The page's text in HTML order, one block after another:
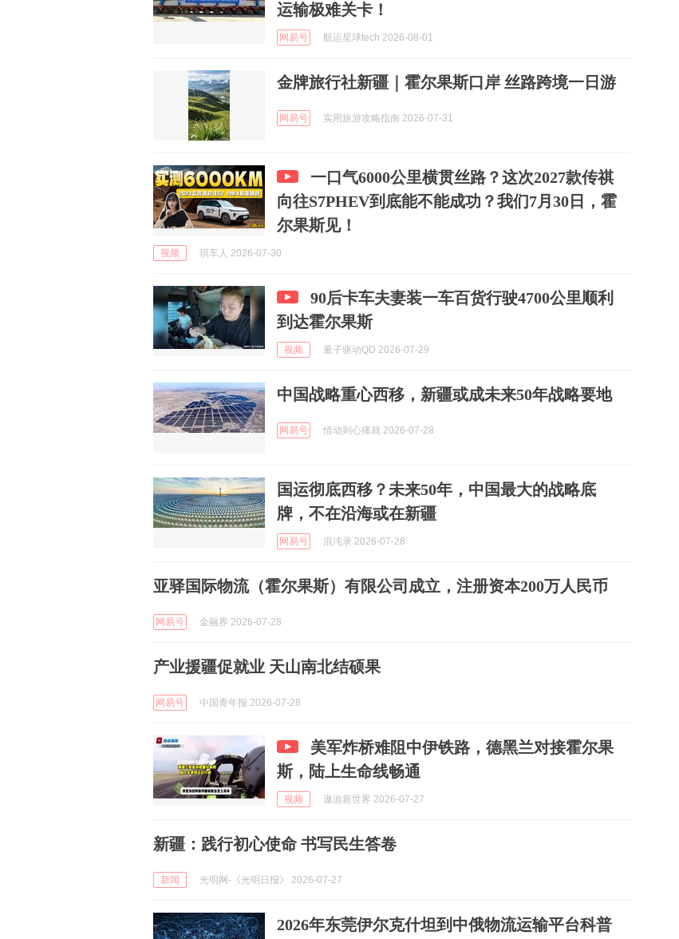
运输极难关卡！
网易号 航运星球tech 2026-08-01
金牌旅行社新疆｜霍尔果斯口岸 丝路跨境一日游
网易号 实用旅游攻略指南 2026-07-31
一口气6000公里横贯丝路？这次2027款传祺
向往S7PHEV到底能不能成功？我们7月30日，霍
尔果斯见！
视频 琪车人 2026-07-30
90后卡车夫妻装一车百货行驶4700公里顺利
到达霍尔果斯
视频 量子驱动QD 2026-07-29
中国战略重心西移，新疆或成未来50年战略要地
网易号 情动则心痛就 2026-07-28
国运彻底西移？未来50年，中国最大的战略底
牌，不在沿海或在新疆
网易号 混沌录 2026-07-28
亚驿国际物流（霍尔果斯）有限公司成立，注册资本200万人民币
网易号 金融界 2026-07-28
产业援疆促就业 天山南北结硕果
网易号 中国青年报 2026-07-28
美军炸桥难阻中伊铁路，德黑兰对接霍尔果
斯，陆上生命线畅通
视频 遨游新世界 2026-07-27
新疆：践行初心使命 书写民生答卷
新闻 光明网-《光明日报》 2026-07-27
2026年东莞伊尔克什坦到中俄物流运输平台科普